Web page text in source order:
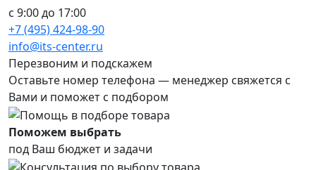
с 9:00 до 17:00
+7 (495) 424-98-90
info@its-center.ru
Перезвоним и подскажем
Оставьте номер телефона — менеджер свяжется с
Вами и поможет с подбором
Поможем выбрать
под Ваш бюджет и задачи